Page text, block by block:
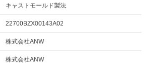
キャストモールド製法
22700BZX00143A02
株式会社ANW
株式会社ANW